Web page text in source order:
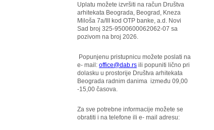
Uplatu možete izvršiti na račun Društva
arhitekata Beograda, Beograd, Kneza
Miloša 7a/III kod OTP banke, a.d. Novi
Sad broj 325-9500600062062-07 sa
pozivom na broj 2026.
Popunjenu pristupnicu možete poslati na
e- mail: office@dab.rs ili popuniti lično pri
dolasku u prostorije Društva arhitekata
Beograda radnim danima između 09,00
-15,00 časova.
Za sve potrebne informacije možete se
obratiti i na telefone ili e- mail adresu: